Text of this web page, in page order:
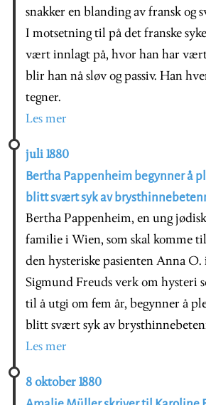
snakker en blanding av fransk og
I motsetning til på det franske
vært innlagt på, hvor han har vært
blir han nå sløv og passiv. Han
tegner.
Les mer
juli 1880
Bertha Pappenheim begynner å
blitt svært syk av
Bertha Pappenheim, en ung
familie i Wien, som skal komme
den hysteriske pasienten Anna O.
Sigmund Freuds verk om hysteri
til å utgi om fem år, begynner å
blitt svært syk av
Les mer
8 oktober 1880